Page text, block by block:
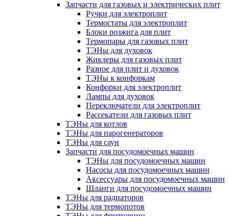
Запчасти для газовых и электрических плит
Ручки для электроплит
Термостаты для электроплит
Блоки розжига для плит
Термопары для газовых плит
ТЭНы для духовок
Жиклеры для газовых плит
Разное для плит и духовок
ТЭНы к конфоркам
Конфорки для электроплит
Лампы для духовок
Переключатели для электроплит
Рассекатели для газовых плит
ТЭНы для котлов
ТЭНы для парогенераторов
ТЭНы для саун
Запчасти для посудомоечных машин
ТЭНы для посудомоечных машин
Насосы для посудомоечных машин
Аксессуары для посудомоечных машин
Шланги для посудомоечных машин
ТЭНы для радиаторов
ТЭНы для термопотов